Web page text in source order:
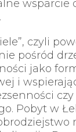
wsparcie
czyli
pośród
jako
i
Pobyt w